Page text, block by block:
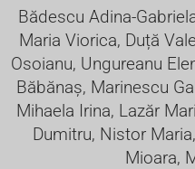
Bădescu Adina-
Maria Viorica, Duță
Osoianu, Ungureanu
Băbănaș, Marinescu
Mihaela Irina, Lazăr
Dumitru, Nistor
Mioara,